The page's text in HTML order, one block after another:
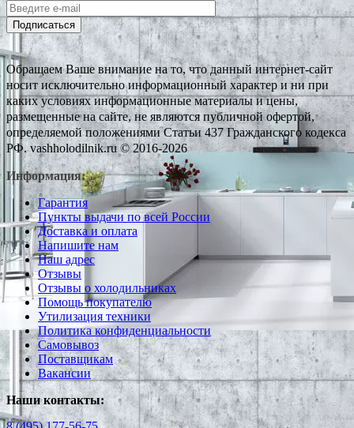
Подписаться
Обращаем Ваше внимание на то, что данный интернет-сайт
носит исключительно информационный характер и ни при
каких условиях информационные материалы и цены,
размещенные на сайте, не являются публичной офертой,
определяемой положениями Статьи 437 Гражданского кодекса
РФ. vashholodilnik.ru © 2016-2026
Информация:
Гарантия
Пункты выдачи по всей России
Доставка и оплата
Напишите нам
Наш адрес
Отзывы
Отзывы о холодильниках
Помощь покупателю
Утилизация техники
Политика конфиденциальности
Самовывоз
Поставщикам
Вакансии
Наши контакты: